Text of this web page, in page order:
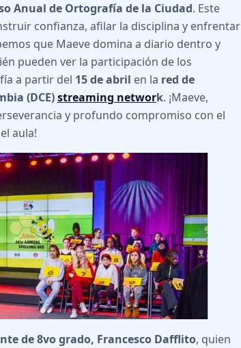
Anual de Ortografía de la Ciudad. Este
confianza, afilar la disciplina y enfrentar
que Maeve domina a diario dentro y
pueden ver la participación de los
a partir del 15 de abril en la red de
(DCE)streaming network. ¡Maeve,
y profundo compromiso con el
aula!
de 8vo grado, Francesco Dafflito, quien